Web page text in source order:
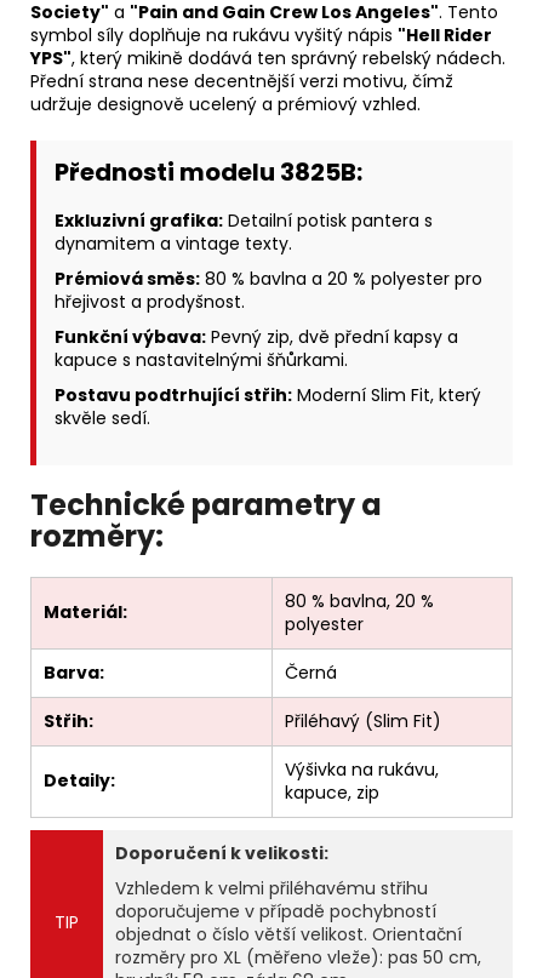
Society" a "Pain and Gain Crew Los Angeles". Tento
symbol síly doplňuje na rukávu vyšitý nápis "Hell Rider
YPS", který mikině dodává ten správný rebelský nádech.
Přední strana nese decentnější verzi motivu, čímž
udržuje designově ucelený a prémiový vzhled.
Přednosti modelu 3825B:
Exkluzivní grafika: Detailní potisk pantera s
dynamitem a vintage texty.
Prémiová směs: 80 % bavlna a 20 % polyester pro
hřejivost a prodyšnost.
Funkční výbava: Pevný zip, dvě přední kapsy a
kapuce s nastavitelnými šňůrkami.
Postavu podtrhující střih: Moderní Slim Fit, který
skvěle sedí.
Technické parametry a
rozměry:
Materiál:
80 % bavlna, 20 %
polyester
Barva:
Černá
Střih:
Přiléhavý (Slim Fit)
Detaily:
Výšivka na rukávu,
kapuce, zip
TIP
Doporučení k velikosti:
Vzhledem k velmi přiléhavému střihu
doporučujeme v případě pochybností
objednat o číslo větší velikost. Orientační
rozměry pro XL (měřeno vleže): pas 50 cm,